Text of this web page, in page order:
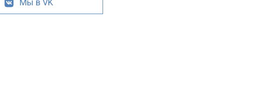
Мы в VK